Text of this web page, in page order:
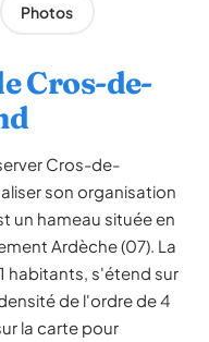
Photos
Cros-de-
Cros-de-
son organisation
un hameau située en
Ardèche (07). La
habitants, s'étend sur
de l'ordre de 4
la carte pour